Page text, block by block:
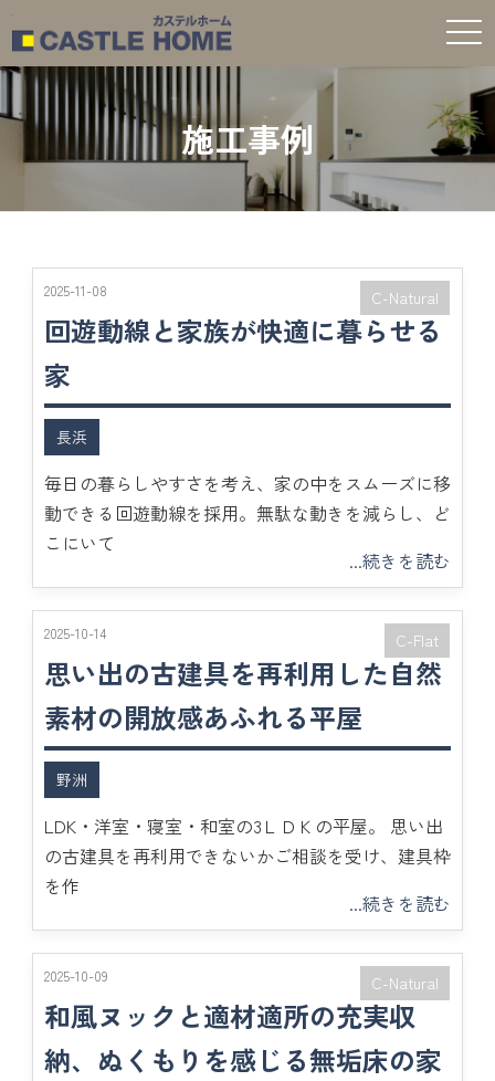
t
o
e
n
a
v
a
施工事例
2025-11-08
回遊動線と家族が快適に暮らせる
家
C-Natural
長浜
毎日の暮らしやすさを考え、家の中をスムーズに移
動できる回遊動線を採用。無駄な動きを減らし、ど
こにいて
...続きを読む
2025-10-14
思い出の古建具を再利用した自然
素材の開放感あふれる平屋
C-Flat
野洲
LDK・洋室・寝室・和室の3ＬＤＫの平屋。 思い出
の古建具を再利用できないかご相談を受け、建具枠
を作
...続きを読む
2025-10-09
和風ヌックと適材適所の充実収
納、ぬくもりを感じる無垢床の家
C-Natural